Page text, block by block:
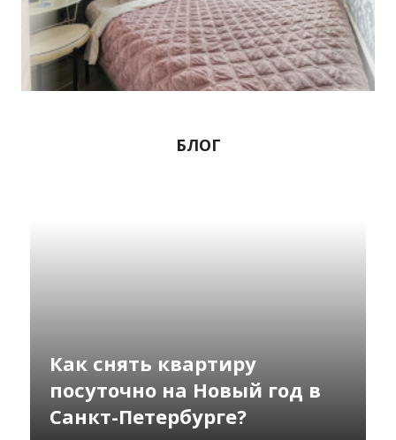
БЛОГ
Как снять квартиру
посуточно на Новый год в
Санкт-Петербурге?